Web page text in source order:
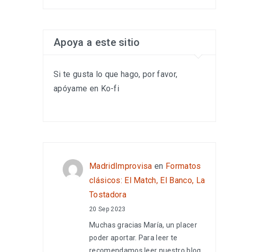
Apoya a este sitio
Si te gusta lo que hago, por favor,
apóyame en Ko-fi
MadridImprovisa en Formatos
clásicos: El Match, El Banco, La
Tostadora
20 Sep 2023
Muchas gracias María, un placer
poder aportar. Para leer te